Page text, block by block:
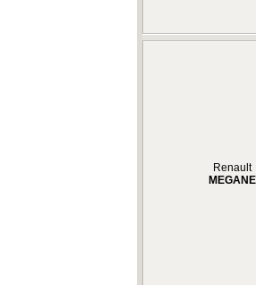
Renault
MEGANE